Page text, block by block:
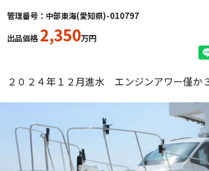
管理番号：中部東海(愛知県)-010797
出品価格2,350万円
２０２４年１２月進水 エンジンアワー僅か